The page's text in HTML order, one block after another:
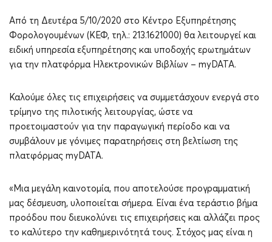
Από τη Δευτέρα 5/10/2020 στο Κέντρο Εξυπηρέτησης
Φορολογουμένων (ΚΕΦ, τηλ.: 213.1621000) θα λειτουργεί και
ειδική υπηρεσία εξυπηρέτησης και υποδοχής ερωτημάτων
για την πλατφόρμα Ηλεκτρονικών Βιβλίων – myDATA.
Καλούμε όλες τις επιχειρήσεις να συμμετάσχουν ενεργά στο
τρίμηνο της πιλοτικής λειτουργίας, ώστε να
προετοιμαστούν για την παραγωγική περίοδο και να
συμβάλουν με γόνιμες παρατηρήσεις στη βελτίωση της
πλατφόρμας myDATA.
«Μια μεγάλη καινοτομία, που αποτελούσε προγραμματική
μας δέσμευση, υλοποιείται σήμερα. Είναι ένα τεράστιο βήμα
προόδου που διευκολύνει τις επιχειρήσεις και αλλάζει προς
το καλύτερο την καθημερινότητά τους. Στόχος μας είναι η